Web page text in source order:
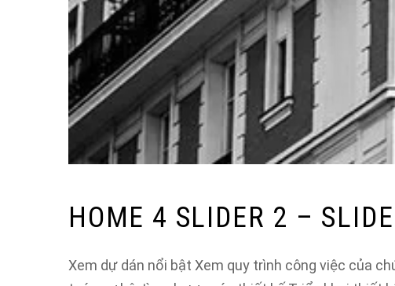
HOME 4 SLIDER 2 –
Xem dự dán nổi bật Xem quy trình công việc của